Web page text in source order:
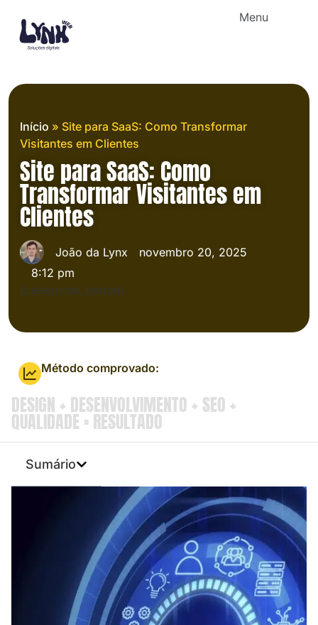
Menu
Início » Site para SaaS: Como Transformar
Visitantes em Clientes
Site para SaaS: Como
Transformar Visitantes em
Clientes
João da Lynx
novembro 20, 2025
8:12 pm
[categorias_badge]
Método comprovado:
DESIGN + DESENVOLVIMENTO + SEO +
QUALIDADE = RESULTADO
Sumário